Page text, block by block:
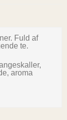
Fuld af
te.
aroma